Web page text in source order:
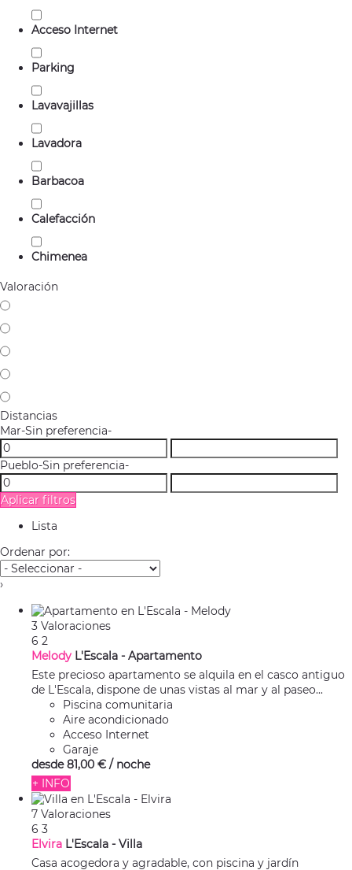
Acceso Internet
Parking
Lavavajillas
Lavadora
Barbacoa
Calefacción
Chimenea
Valoración
Distancias
Mar-Sin preferencia-
Pueblo-Sin preferencia-
Aplicar filtros
Lista
Ordenar por:
›
3 Valoraciones
6 2
Melody L'Escala - Apartamento
Este precioso apartamento se alquila en el casco antiguo
de L'Escala, dispone de unas vistas al mar y al paseo...
Piscina comunitaria
Aire acondicionado
Acceso Internet
Garaje
desde 81,00 € / noche
+ INFO
7 Valoraciones
6 3
Elvira L'Escala - Villa
Casa acogedora y agradable, con piscina y jardín